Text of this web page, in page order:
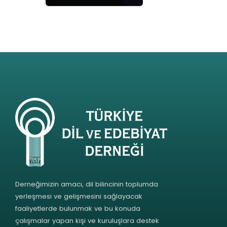
Derneğimizin amacı, dil bilincinin toplumda
yerleşmesi ve gelişmesini sağlayacak
faaliyetlerde bulunmak ve bu konuda
çalışmalar yapan kişi ve kuruluşlara destek